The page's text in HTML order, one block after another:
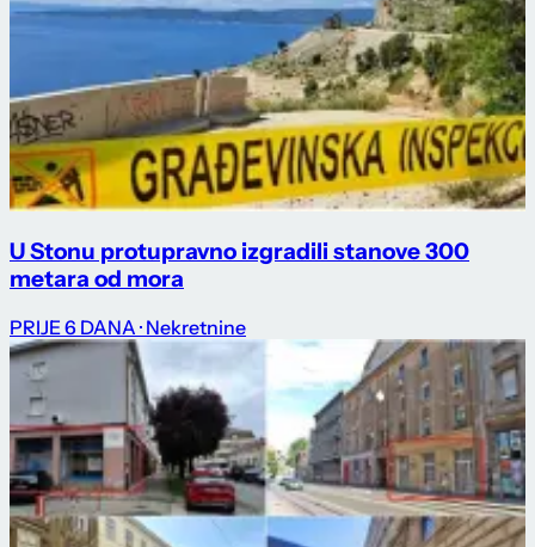
U Stonu protupravno izgradili stanove 300
metara od mora
PRIJE 6 DANA · Nekretnine